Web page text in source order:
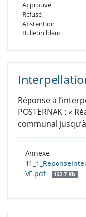
Approuvé
Refusé
Abstention
Bulletin blanc
Réponse à
POSTERNAK : «
communal
Annexe
VF.pdf
162.7 Kb